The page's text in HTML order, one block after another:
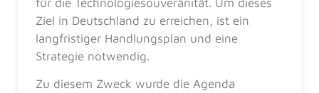
für die Technologiesouveränität. Um dieses
Ziel in Deutschland zu erreichen, ist ein
langfristiger Handlungsplan und eine
Strategie notwendig.
Zu diesem Zweck wurde die Agenda